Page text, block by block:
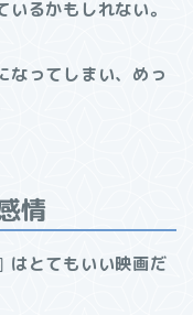
るかもしれない。
なってしまい、めっ
情
はとてもいい映画だ